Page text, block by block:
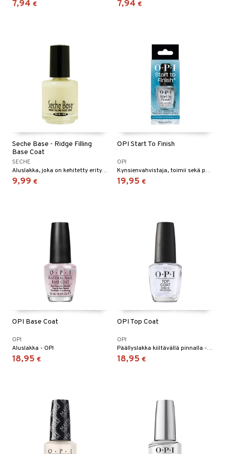
7,94 € 7,94 €
Seche Base - Ridge Filling
Base Coat
SECHE
Aluslakka, joka on kehitetty erityisesti tasoittamaan epätasaisuuksia, ihastuttavalta Secheltä!
9,99 €
OPI Start To Finish
OPI
Kynsienvahvistaja, toimii sekä päällys- että aluslakkana - OPI
19,95 €
OPI Base Coat
OPI
Aluslakka - OPI
18,95 €
OPI Top Coat
OPI
Päällyslakka kiiltävällä pinnalla - OPI
18,95 €